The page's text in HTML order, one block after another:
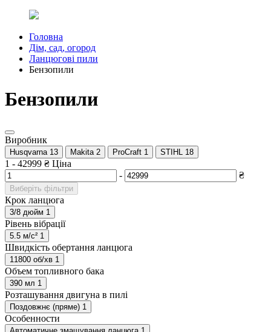
Головна
Дім, сад, огород
Ланцюгові пили
Бензопили
Бензопили
Виробник
Husqvarna 13 Makita 2 ProCraft 1 STIHL 18
1 - 42999 ₴ Ціна
-
₴
Виберіть фільтри
Крок ланцюга
3/8 дюйм 1
Рівень вібрації
5.5 м/с² 1
Швидкість обертання ланцюга
11800 об/хв 1
Объем топливного бака
390 мл 1
Розташування двигуна в пилі
Поздовжнє (пряме) 1
Особенности